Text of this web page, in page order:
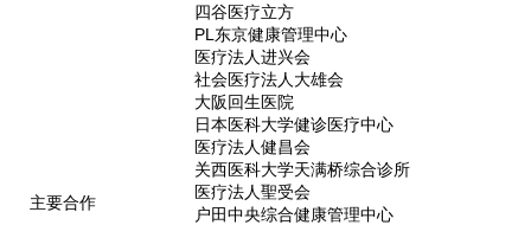
主要合作
四谷医疗立方
PL东京健康管理中心
医疗法人进兴会
社会医疗法人大雄会
大阪回生医院
日本医科大学健诊医疗中心
医疗法人健昌会
关西医科大学天满桥综合诊所
医疗法人聖受会
户田中央综合健康管理中心